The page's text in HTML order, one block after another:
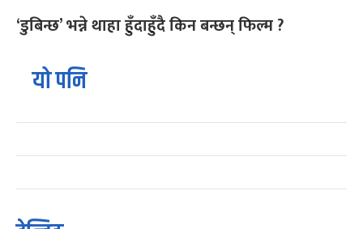
‘डुबिन्छ’ भन्ने थाहा हुँदाहुँदै किन बन्छन् फिल्म ?
यो पनि